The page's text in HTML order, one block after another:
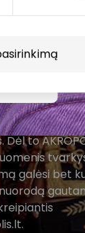
Dėl to
galėsi bet